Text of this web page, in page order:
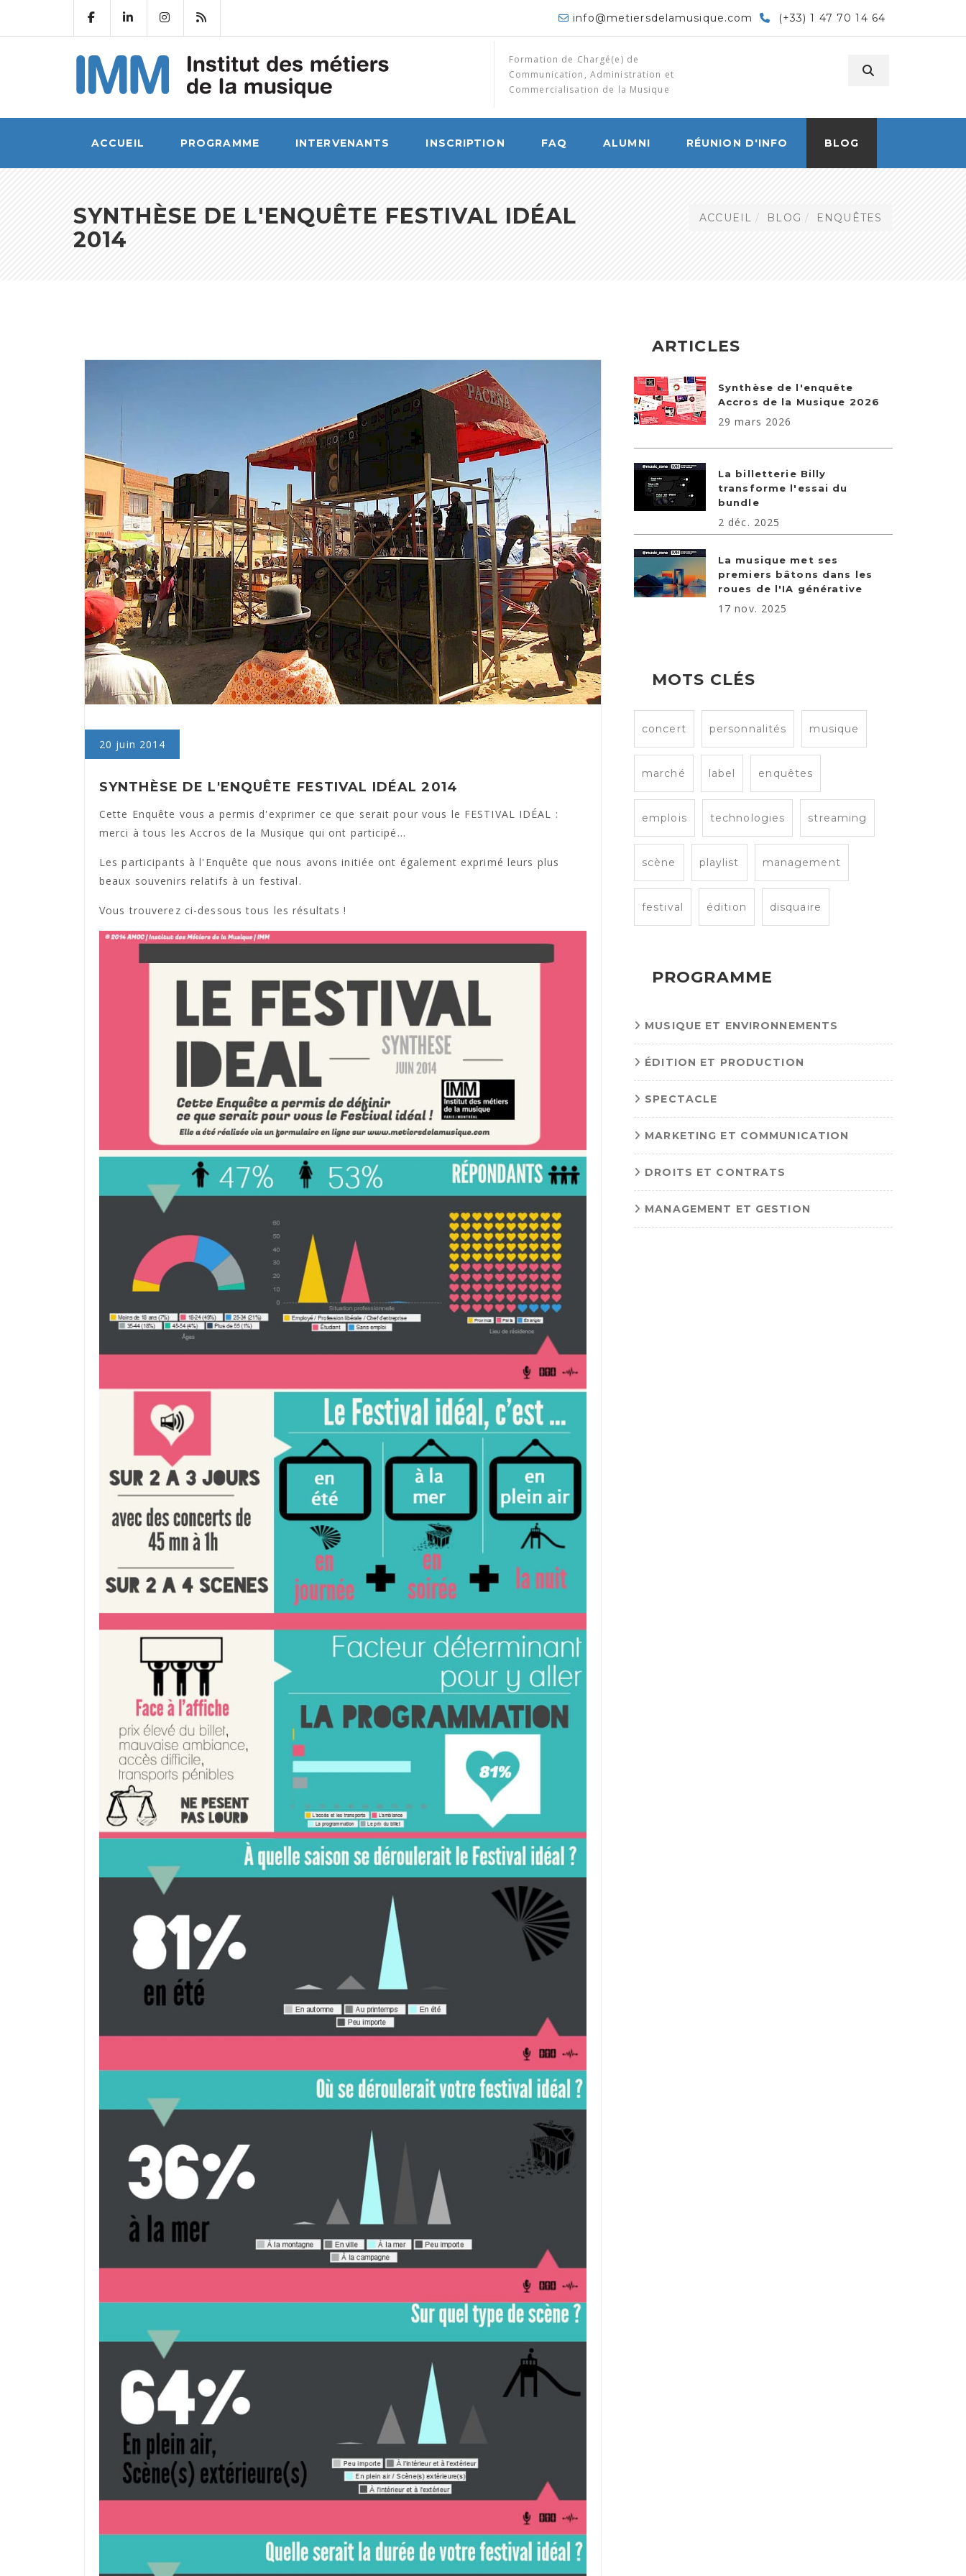
info@metiersdelamusique.com (+33) 1 47 70 14 64
Formation de Chargé(e) de
Communication, Administration et
Commercialisation de la Musique
ACCUEIL PROGRAMME INTERVENANTS INSCRIPTION FAQ ALUMNI RÉUNION D'INFO BLOG
SYNTHÈSE DE L'ENQUÊTE FESTIVAL IDÉAL
2014
ACCUEIL BLOG ENQUÊTES
20 juin 2014
SYNTHÈSE DE L'ENQUÊTE FESTIVAL IDÉAL 2014
Cette Enquête vous a permis d'exprimer ce que serait pour vous le FESTIVAL IDÉAL :
merci à tous les Accros de la Musique qui ont participé...
Les participants à l'Enquête que nous avons initiée ont également exprimé leurs plus
beaux souvenirs relatifs à un festival.
Vous trouverez ci-dessous tous les résultats !
ARTICLES
Synthèse de l'enquête
Accros de la Musique 2026
29 mars 2026
La billetterie Billy
transforme l'essai du
bundle
2 déc. 2025
La musique met ses
premiers bâtons dans les
roues de l'IA générative
17 nov. 2025
MOTS CLÉS
concert personnalités musique
marché label enquêtes
emplois technologies streaming
scène playlist management
festival édition disquaire
PROGRAMME
MUSIQUE ET ENVIRONNEMENTS
ÉDITION ET PRODUCTION
SPECTACLE
MARKETING ET COMMUNICATION
DROITS ET CONTRATS
MANAGEMENT ET GESTION